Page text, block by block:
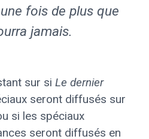
fois de plus que
jamais.
sur si Le dernier
seront diffusés sur
si les spéciaux
seront diffusés en